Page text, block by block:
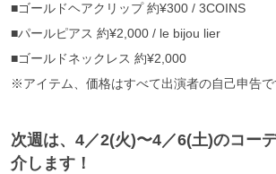
■ゴールドヘアクリップ 約¥300 / 3COINS
■パールピアス 約¥2,000 / le bijou lier
■ゴールドネックレス 約¥2,000
※アイテム、価格はすべて出演者の自己申告で
次週は、4／2(火)〜4／6(土)のコー
介します！